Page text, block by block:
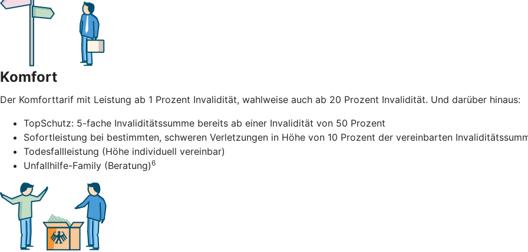
Komfort
Der Komforttarif mit Leistung ab 1 Prozent Invalidität, wahlweise auch ab 20 Prozent Invalidität. Und darüber hinaus:
TopSchutz: 5-fache Invaliditätssumme bereits ab einer Invalidität von 50 Prozent
Sofortleistung bei bestimmten, schweren Verletzungen in Höhe von 10 Prozent der vereinbarten
Todesfallleistung (Höhe individuell vereinbar)
Unfallhilfe-Family (Beratung)6